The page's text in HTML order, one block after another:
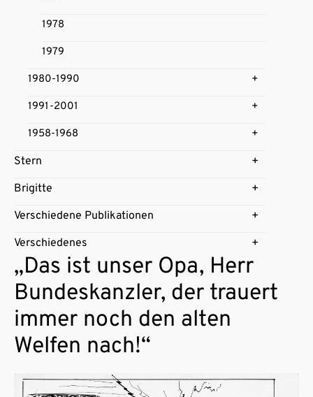
1978
1979
1980-1990
1991-2001
1958-1968
Stern
Brigitte
Verschiedene Publikationen
Verschiedenes
„Das ist unser Opa, Herr
Bundeskanzler, der trauert
immer noch den alten
Welfen nach!“